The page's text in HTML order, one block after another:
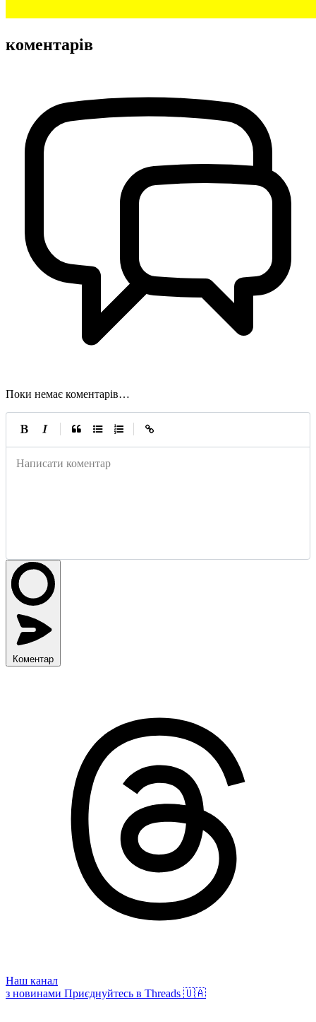
коментарів
Поки немає коментарів…
Написати коментар
Коментар
Наш канал
з новинами Приєднуйтесь в Threads 🇺🇦